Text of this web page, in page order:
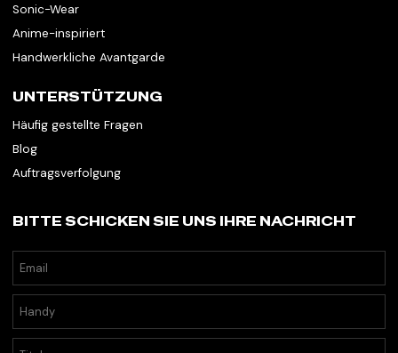
Sonic-Wear
Anime-inspiriert
Handwerkliche Avantgarde
UNTERSTÜTZUNG
Häufig gestellte Fragen
Blog
Auftragsverfolgung
BITTE SCHICKEN SIE UNS IHRE NACHRICHT